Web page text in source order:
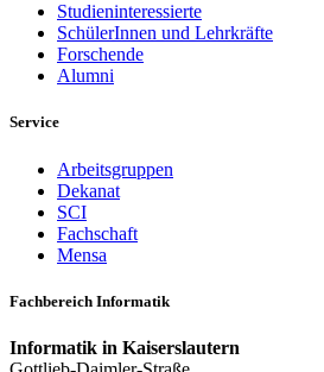
Studieninteressierte
SchülerInnen und Lehrkräfte
Forschende
Alumni
Service
Arbeitsgruppen
Dekanat
SCI
Fachschaft
Mensa
Fachbereich Informatik
Informatik in Kaiserslautern